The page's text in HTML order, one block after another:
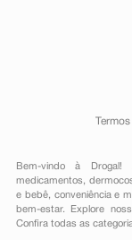
Bem-vindo à
medicamentos ,
e bebê, conveniênciae
bem-estar. Explore
Confira todas as